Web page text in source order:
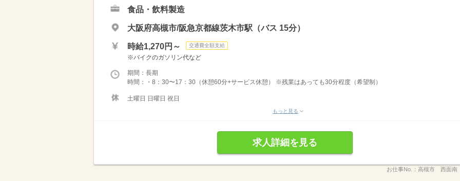
食品・飲料製造
大阪府高槻市/阪急京都線茨木市駅（バス 15分）
時給1,270円～ 交通費全額支給
※バイクのガソリン代など
期間：長期
時間：・8：30〜17：30（休憩60分+サービス休憩） ※残業はあっても30分程度（希望制）
土曜日 日曜日 祝日
もっと見る
求人詳細を見る
お仕事No.： 高槻市 西面南